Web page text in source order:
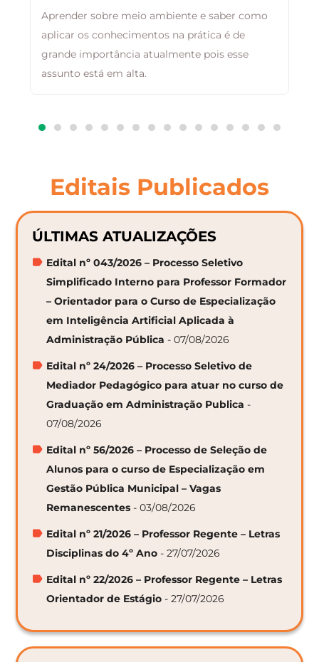
Aprender sobre meio ambiente e saber como
aplicar os conhecimentos na prática é de
grande importância atualmente pois esse
assunto está em alta.
Editais Publicados
ÚLTIMAS ATUALIZAÇÕES
Edital nº 043/2026 – Processo Seletivo
Simplificado Interno para Professor Formador
– Orientador para o Curso de Especialização
em Inteligência Artificial Aplicada à
Administração Pública - 07/08/2026
Edital nº 24/2026 – Processo Seletivo de
Mediador Pedagógico para atuar no curso de
Graduação em Administração Publica -
07/08/2026
Edital nº 56/2026 – Processo de Seleção de
Alunos para o curso de Especialização em
Gestão Pública Municipal – Vagas
Remanescentes - 03/08/2026
Edital nº 21/2026 – Professor Regente – Letras
Disciplinas do 4º Ano - 27/07/2026
Edital nº 22/2026 – Professor Regente – Letras
Orientador de Estágio - 27/07/2026